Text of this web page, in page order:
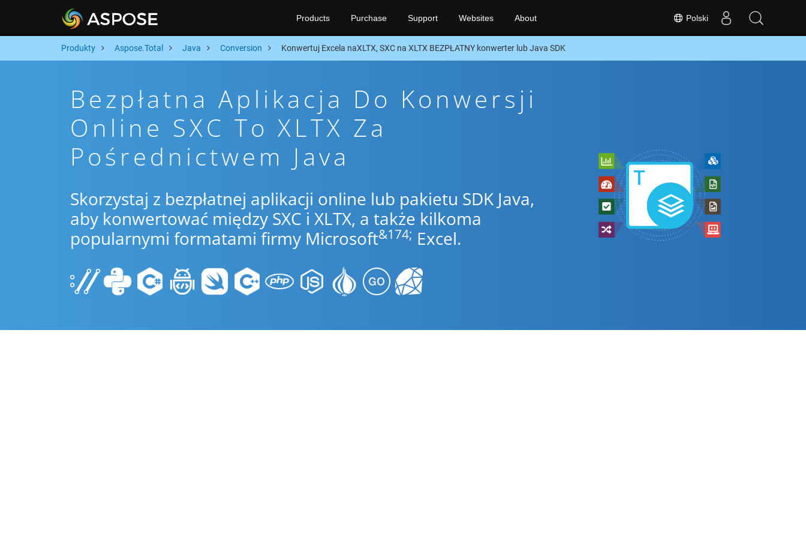
Polski
Products Purchase Support Websites About
Produkty Aspose.Total Java Conversion Konwertuj Excela naXLTX, SXC na XLTX BEZPŁATNY konwerter lub Java SDK
Bezpłatna Aplikacja Do Konwersji
Online SXC To XLTX Za
Pośrednictwem Java
Skorzystaj z bezpłatnej aplikacji online lub pakietu SDK Java,
aby konwertować między SXC i XLTX, a także kilkoma
popularnymi formatami firmy Microsoft&174; Excel.